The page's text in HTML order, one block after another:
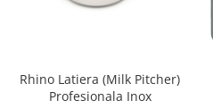
Rhino Latiera (Milk Pitcher)
Profesionala Inox